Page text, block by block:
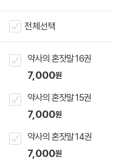
전체선택
약사의 혼잣말 16권
7,000원
약사의 혼잣말 15권
7,000원
약사의 혼잣말 14권
7,000원